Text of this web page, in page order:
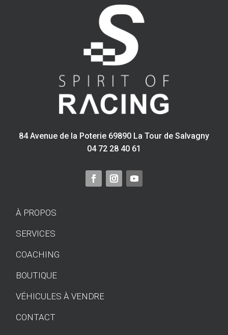
84 Avenue de la Poterie 69890 La Tour de Salvagny
04 72 28 40 61
À PROPOS
SERVICES
COACHING
BOUTIQUE
VÉHICULES À VENDRE
CONTACT